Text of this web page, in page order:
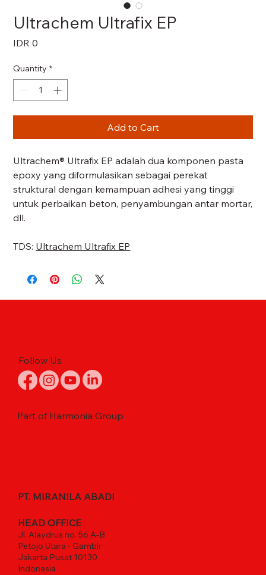
Ultrachem Ultrafix EP
IDR 0
Quantity *
Add to Cart
Ultrachem® Ultrafix EP adalah dua komponen pasta
epoxy yang diformulasikan sebagai perekat
struktural dengan kemampuan adhesi yang tinggi
untuk perbaikan beton, penyambungan antar mortar,
dll.
TDS: Ultrachem Ultrafix EP
Follow Us
Part of Harmonia Group
PT. MIRANILA ABADI
HEAD OFFICE
Jl. Alaydrus no. 56 A-B
Petojo Utara - Gambir
Jakarta Pusat 10130
Indonesia